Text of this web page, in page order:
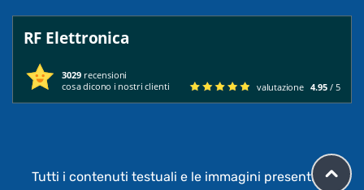
RF Elettronica
3029 recensioni
cosa dicono i nostri clienti
valutazione 4.95 / 5
Tutti i contenuti testuali e le immagini presenti su